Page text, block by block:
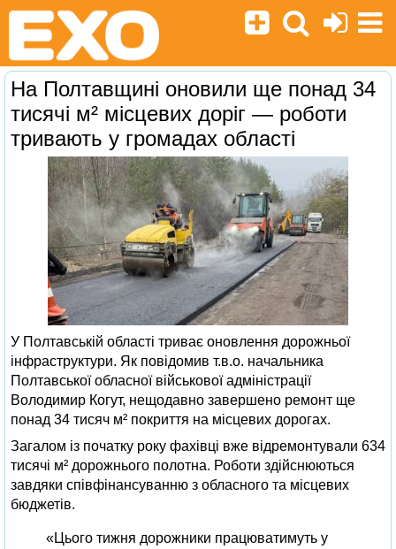
На Полтавщині оновили ще понад 34
тисячі м² місцевих доріг — роботи
тривають у громадах області
У Полтавській області триває оновлення дорожньої
інфраструктури. Як повідомив т.в.о. начальника
Полтавської обласної військової адміністрації
Володимир Когут, нещодавно завершено ремонт ще
понад 34 тисяч м² покриття на місцевих дорогах.
Загалом із початку року фахівці вже відремонтували 634
тисячі м² дорожнього полотна. Роботи здійснюються
завдяки співфінансуванню з обласного та місцевих
бюджетів.
«Цього тижня дорожники працюватимуть у